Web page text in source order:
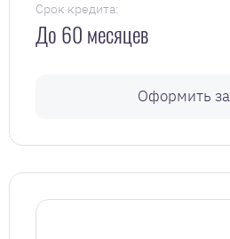
Срок кредита:
До 60 месяцев
Оформить